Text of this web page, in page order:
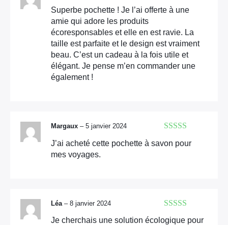
Note
Superbe pochette ! Je l’ai offerte à une
amie qui adore les produits
écoresponsables et elle en est ravie. La
taille est parfaite et le design est vraiment
beau. C’est un cadeau à la fois utile et
élégant. Je pense m’en commander une
également !
Margaux – 5 janvier 2024
J’ai acheté cette pochette à savon pour
mes voyages.
Note
Léa – 8 janvier 2024
Je cherchais une solution écologique pour